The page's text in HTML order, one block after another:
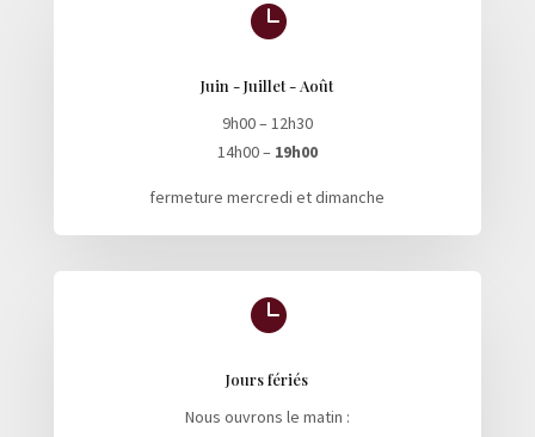

Juin - Juillet - Août
9h00 – 12h30
14h00 – 19h00
fermeture mercredi et dimanche

Jours fériés
Nous ouvrons le matin :